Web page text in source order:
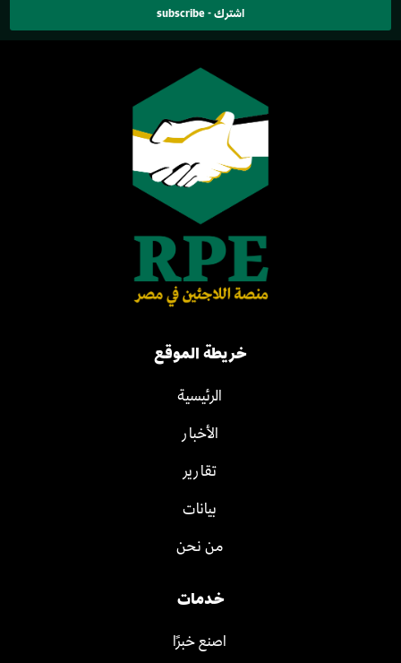
اشترك - subscribe
خريطة الموقع
الرئيسية
الأخبار
تقارير
بيانات
من نحن
خدمات
اصنع خبرًا